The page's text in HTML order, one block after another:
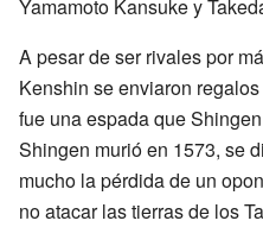
Yamamoto Kansuke y
A pesar de ser rivales por
Kenshin se enviaron
fue una espada que
Shingen murió en 1573, se
mucho la pérdida de un
no atacar las tierras de los